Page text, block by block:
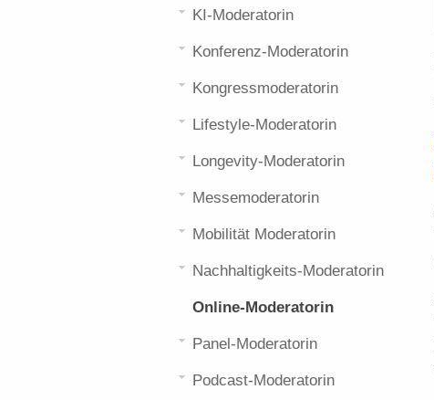
KI-Moderatorin
Konferenz-Moderatorin
Kongressmoderatorin
Lifestyle-Moderatorin
Longevity-Moderatorin
Messemoderatorin
Mobilität Moderatorin
Nachhaltigkeits-Moderatorin
Online-Moderatorin
Panel-Moderatorin
Podcast-Moderatorin